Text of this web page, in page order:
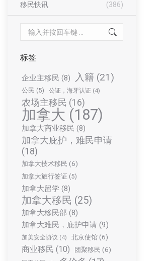
移民快讯
(386)
Search:
标签
企业主移民 (8) 入籍 (21)
公民 (5) 公证，海牙认证 (4)
农场主移民 (16)
加拿大 (187)
加拿大商业移民 (8)
加拿大庇护，难民申请
(18)
加拿大技术移民 (6)
加拿大旅行签证 (5)
加拿大留学 (8)
加拿大移民 (25)
加拿大移民部 (8)
加拿大难民，庇护申请 (9)
加美安全协议 (4) 北京使馆 (6)
商业移民 (10) 团聚移民 (6)